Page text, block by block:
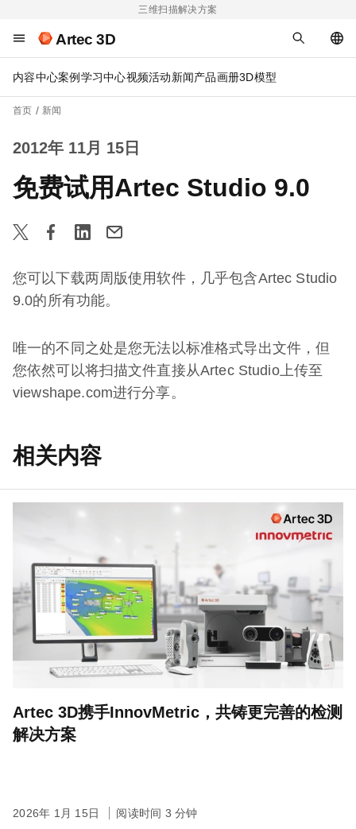
三维扫描解决方案
Artec 3D
内容中心案例 学习中心视频活动新闻产品画册3D模型
首页 新闻
2012年 11月 15日
免费试用Artec Studio 9.0
您可以下载两周版使用软件，几乎包含Artec Studio
9.0的所有功能。
唯一的不同之处是您无法以标准格式导出文件，但
您依然可以将扫描文件直接从Artec Studio上传至
viewshape.com进行分享。
相关内容
Artec 3D携手InnovMetric，共铸更完善的检测
解决方案
2026年 1月 15日 阅读时间 3 分钟